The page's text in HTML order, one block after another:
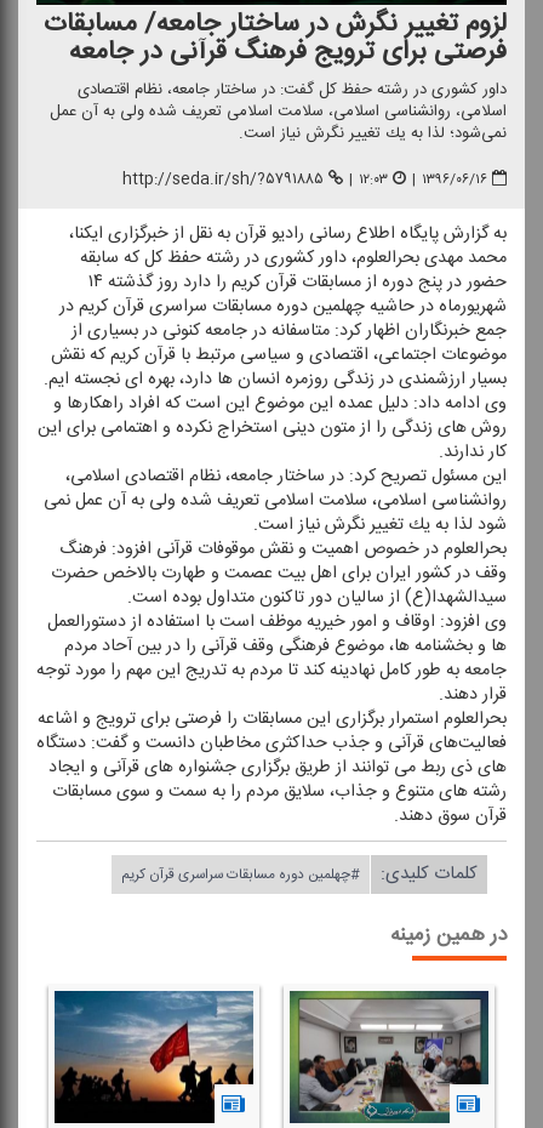
لزوم تغییر نگرش در ساختار جامعه/ مسابقات
فرصتی برای ترویج فرهنگ قرآنی در جامعه
داور كشوری در رشته حفظ كل گفت: در ساختار جامعه، نظام اقتصادی
اسلامی، روانشناسی اسلامی، سلامت اسلامی تعریف شده ولی به آن عمل
نمی‌شود؛ لذا به یك تغییر نگرش نیاز است.
۱۳۹۶/۰۶/۱۶ | ۱۲:۰۳ | http://seda.ir/sh/?۵۷۹۱۸۸۵
به گزارش پایگاه اطلاع رسانی رادیو قرآن به نقل از خبرگزاری ایكنا،
محمد مهدی بحرالعلوم، داور كشوری در رشته حفظ كل كه سابقه
حضور در پنج دوره از مسابقات قرآن كریم را دارد روز گذشته ۱۴
شهریورماه در حاشیه چهلمین دوره مسابقات سراسری قرآن كریم در
جمع خبرنگاران اظهار كرد: متاسفانه در جامعه كنونی در بسیاری از
موضوعات اجتماعی، اقتصادی و سیاسی مرتبط با قرآن كریم كه نقش
بسیار ارزشمندی در زندگی روزمره انسان ها دارد، بهره ای نجسته ایم.
وی ادامه داد: دلیل عمده این موضوع این است كه افراد راهكارها و
روش های زندگی را از متون دینی استخراج نكرده و اهتمامی برای این
كار ندارند.
این مسئول تصریح كرد: در ساختار جامعه، نظام اقتصادی اسلامی،
روانشناسی اسلامی، سلامت اسلامی تعریف شده ولی به آن عمل نمی
شود لذا به یك تغییر نگرش نیاز است.
بحرالعلوم در خصوص اهمیت و نقش موقوفات قرآنی افزود: فرهنگ
وقف در كشور ایران برای اهل بیت عصمت و طهارت بالاخص حضرت
سیدالشهدا(ع) از سالیان دور تاكنون متداول بوده است.
وی افزود: اوقاف و امور خیریه موظف است با استفاده از دستورالعمل
ها و بخشنامه ها، موضوع فرهنگی وقف قرآنی را در بین آحاد مردم
جامعه به طور كامل نهادینه كند تا مردم به تدریج این مهم را مورد توجه
قرار دهند.
بحرالعلوم استمرار برگزاری این مسابقات را فرصتی برای ترویج و اشاعه
فعالیت‌های قرآنی و جذب حداكثری مخاطبان دانست و گفت: دستگاه
های ذی ربط می توانند از طریق برگزاری جشنواره های قرآنی و ایجاد
رشته های متنوع و جذاب، سلایق مردم را به سمت و سوی مسابقات
قرآن سوق دهند.
کلمات کلیدی:
#چهلمین دوره مسابقات سراسری قرآن كریم
در همین زمینه